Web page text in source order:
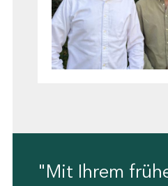
"Mit Ihrem